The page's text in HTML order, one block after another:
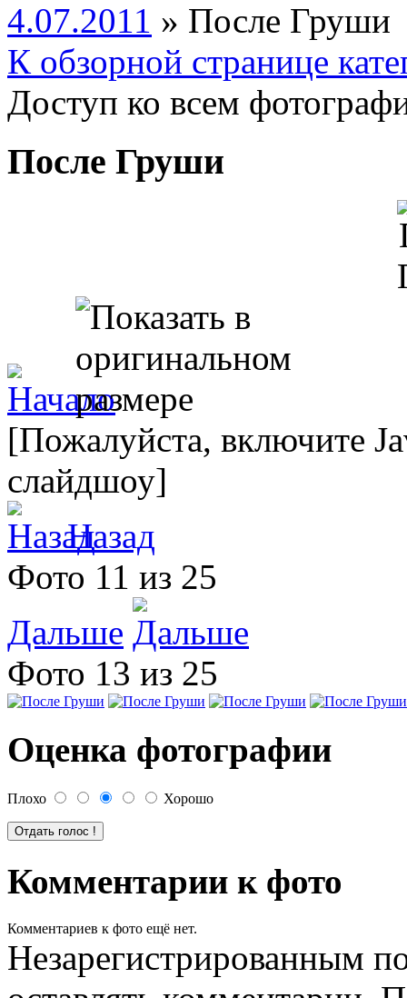
4.07.2011 » После Груши
К обзорной странице
Доступ ко всем
После Груши
[Пожалуйста, включите
слайдшоу]
Назад
Фото 11 из 25
Дальше
Фото 13 из 25
Оценка фотографии
Плохо Хорошо
Комментарии к фото
Комментариев к фото ещё нет.
Незарегистрированным